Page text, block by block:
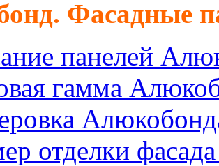
Фасадные
панелей
гамма
отделки